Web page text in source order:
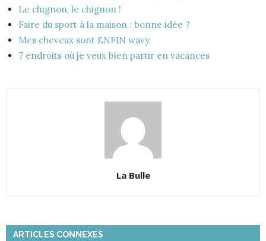
Le chignon, le chignon !
Faire du sport à la maison : bonne idée ?
Mes cheveux sont ENFIN wavy
7 endroits où je veux bien partir en vacances
La Bulle
ARTICLES CONNEXES